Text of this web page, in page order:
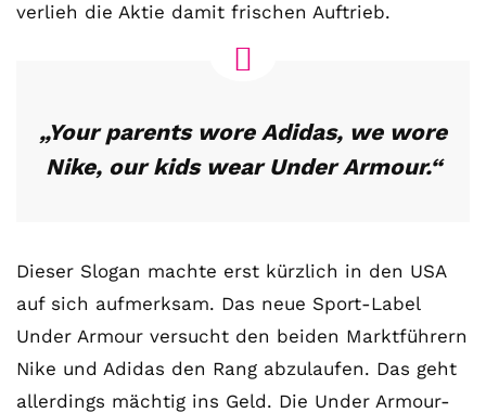
verlieh die Aktie damit frischen Auftrieb.
„Your parents wore Adidas, we wore
Nike, our kids wear Under Armour.“
Dieser Slogan machte erst kürzlich in den USA
auf sich aufmerksam. Das neue Sport-Label
Under Armour versucht den beiden Marktführern
Nike und Adidas den Rang abzulaufen. Das geht
allerdings mächtig ins Geld. Die Under Armour-